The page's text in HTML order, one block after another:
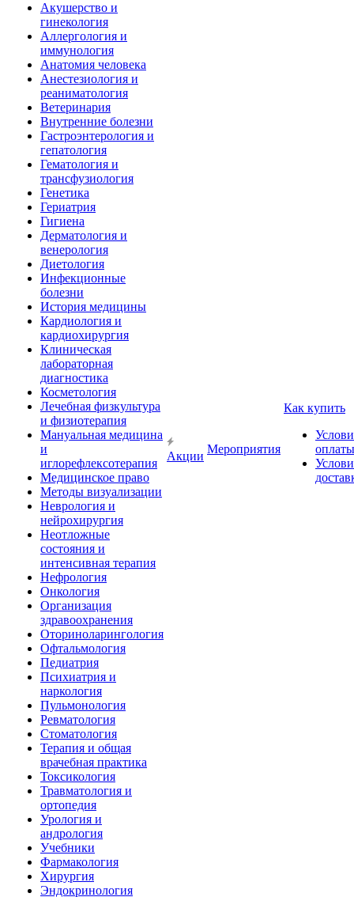
Акушерство и
гинекология
Аллергология и
иммунология
Анатомия человека
Анестезиология и
реаниматология
Ветеринария
Внутренние болезни
Гастроэнтерология и
гепатология
Гематология и
трансфузиология
Генетика
Гериатрия
Гигиена
Дерматология и
венерология
Диетология
Инфекционные
болезни
История медицины
Кардиология и
кардиохирургия
Клиническая
лабораторная
диагностика
Косметология
Лечебная физкультура
и физиотерапия
Мануальная медицина
и
иглорефлексотерапия
Медицинское право
Методы визуализации
Неврология и
нейрохирургия
Неотложные
состояния и
интенсивная терапия
Нефрология
Онкология
Организация
здравоохранения
Оториноларингология
Офтальмология
Педиатрия
Психиатрия и
наркология
Пульмонология
Ревматология
Стоматология
Терапия и общая
врачебная практика
Токсикология
Травматология и
ортопедия
Урология и
андрология
Учебники
Фармакология
Хирургия
Эндокринология
Акции
Мероприятия
Как купить
оплаты